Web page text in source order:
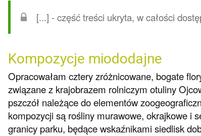
[...] - część treści ukryta, w całości
Kompozycje miododajne
Opracowałam cztery zróżnicowane, bogate
związane z krajobrazem rolniczym otuliny
pszczół należące do elementów
kompozycji są rośliny murawowe, okrajkowe i
granicy parku, będące wskaźnikami siedlisk